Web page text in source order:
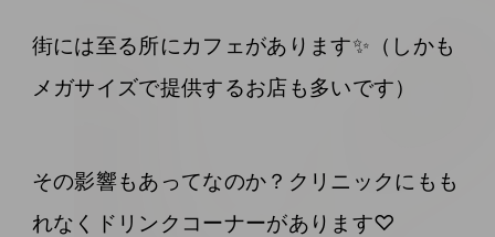
街には至る所にカフェがあります✨（しかも
メガサイズで提供するお店も多いです）
その影響もあってなのか？クリニックにもも
れなくドリンクコーナーがあります♡